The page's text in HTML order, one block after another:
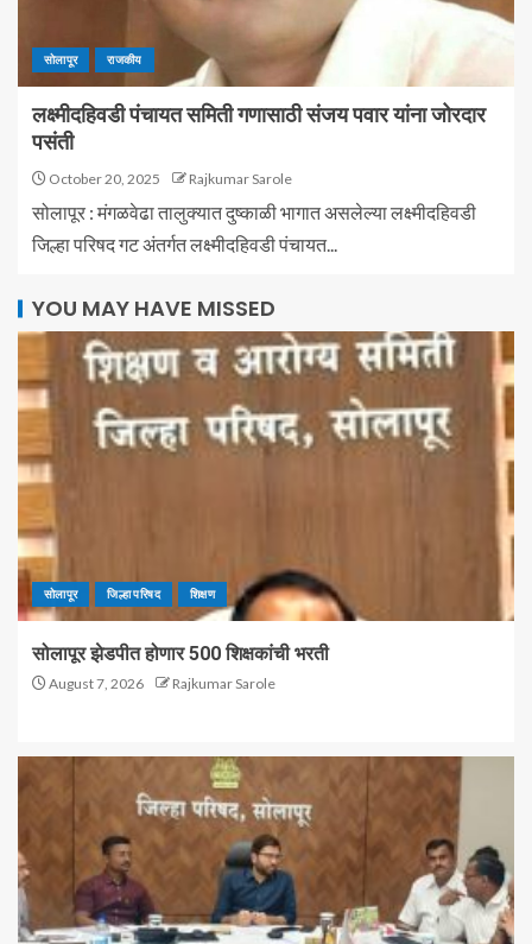
सोलापूर राजकीय
लक्ष्मीदहिवडी पंचायत समिती गणासाठी संजय पवार यांना जोरदार
पसंती
October 20, 2025 Rajkumar Sarole
सोलापूर : मंगळवेढा तालुक्यात दुष्काळी भागात असलेल्या लक्ष्मीदहिवडी
जिल्हा परिषद गट अंतर्गत लक्ष्मीदहिवडी पंचायत...
YOU MAY HAVE MISSED
सोलापूर जिल्हा परिषद शिक्षण
सोलापूर झेडपीत होणार 500 शिक्षकांची भरती
August 7, 2026 Rajkumar Sarole